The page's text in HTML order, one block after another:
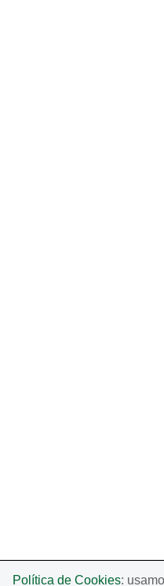
Política de Cookies: